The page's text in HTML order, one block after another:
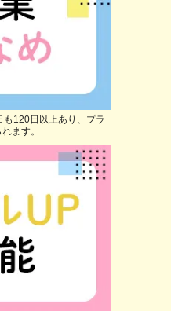
120日以上あり、プラ
ます。